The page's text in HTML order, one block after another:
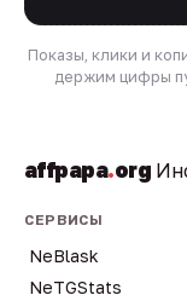
Показы, клики и
держим цифры
affpapa.org
СЕРВИСЫ
NeBlask
NeTGStats